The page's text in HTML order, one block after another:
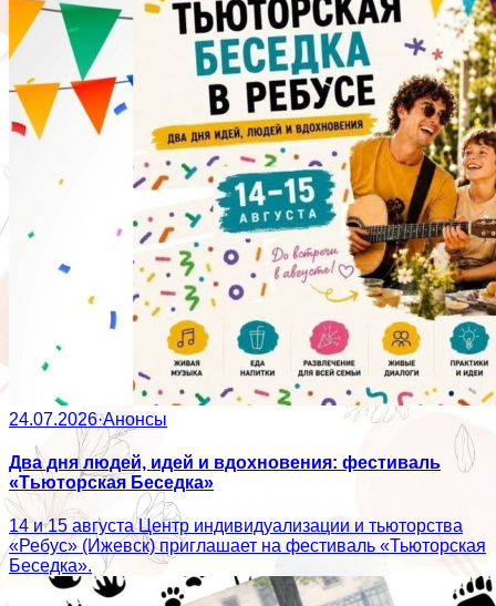
24.07.2026·Анонсы
Два дня людей, идей и вдохновения: фестиваль
«Тьюторская Беседка»
14 и 15 августа Центр индивидуализации и тьюторства
«Ребус» (Ижевск) приглашает на фестиваль «Тьюторская
Беседка».